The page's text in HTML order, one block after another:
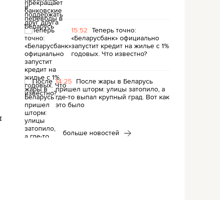
15:52 Теперь точно:
«Беларусбанк» официально
запустит кредит на жилье с 1%
годовых. Что известно?
14:25 После жары в Беларусь
пришел шторм: улицы затопило, а
где-то выпал крупный град. Вот как
это было
больше новостей